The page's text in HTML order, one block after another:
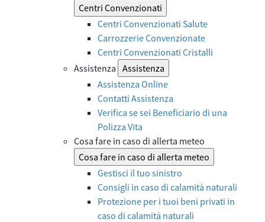
Centri Convenzionati
Centri Convenzionati Salute
Carrozzerie Convenzionate
Centri Convenzionati Cristalli
Assistenza Assistenza
Assistenza Online
Contatti Assistenza
Verifica se sei Beneficiario di una
Polizza Vita
Cosa fare in caso di allerta meteo
Cosa fare in caso di allerta meteo
Gestisci il tuo sinistro
Consigli in caso di calamità naturali
Protezione per i tuoi beni privati in
caso di calamità naturali